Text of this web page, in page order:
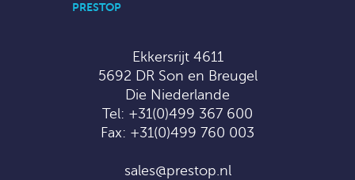
PRESTOP
Ekkersrijt 4611
5692 DR Son en Breugel
Die Niederlande
Tel: +31(0)499 367 600
Fax: +31(0)499 760 003
sales@prestop.nl